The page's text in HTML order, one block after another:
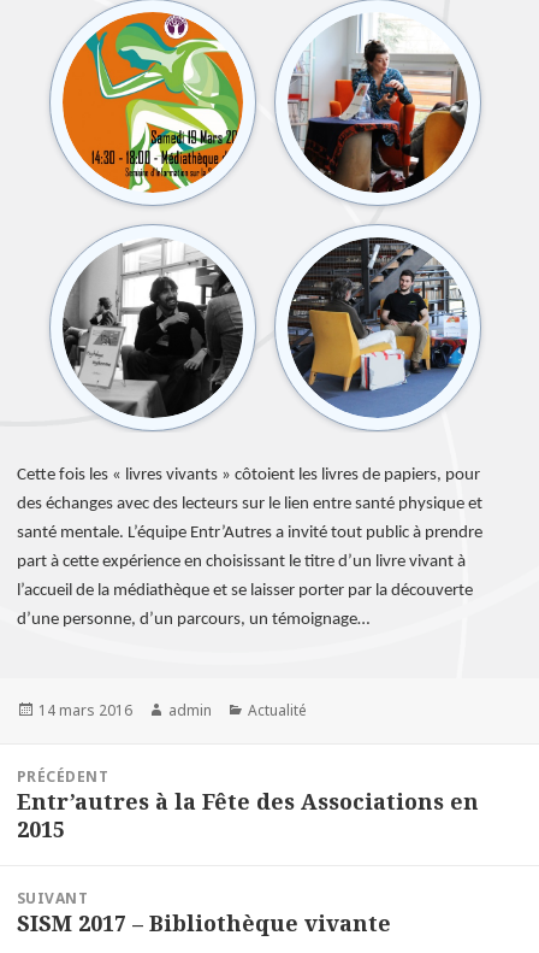
Cette fois les « livres vivants » côtoient les livres de papiers, pour
des échanges avec des lecteurs sur le lien entre santé physique et
santé mentale. L’équipe Entr’Autres a invité tout public à prendre
part à cette expérience en choisissant le titre d’un livre vivant à
l’accueil de la médiathèque et se laisser porter par la découverte
d’une personne, d’un parcours, un témoignage…
Publié
14 mars 2016 Auteur
admin Catégories
Actualité
PRÉCÉDENT
Article
précédent :
Entr’autres à la Fête des Associations en
2015
SUIVANT
Article
SISM 2017 – Bibliothèque vivante